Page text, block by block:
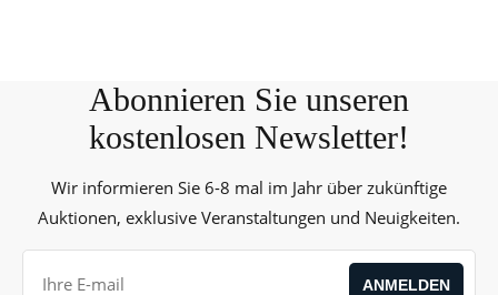
Abonnieren Sie unseren
kostenlosen Newsletter!
Wir informieren Sie 6-8 mal im Jahr über zukünftige
Auktionen, exklusive Veranstaltungen und Neuigkeiten.